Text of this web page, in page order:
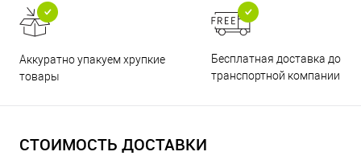
Аккуратно упакуем хрупкие
товары
Бесплатная доставка до
транспортной компании
СТОИМОСТЬ ДОСТАВКИ